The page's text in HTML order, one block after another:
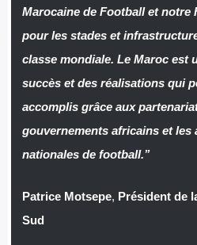
Marocaine de Football et notre
pour les stades et
classe mondiale. Le Maroc est
succès et des réalisations qui
accomplis grâce aux
gouvernements africains et les
nationales de football.’’
Patrice Motsepe, Président de
Sud